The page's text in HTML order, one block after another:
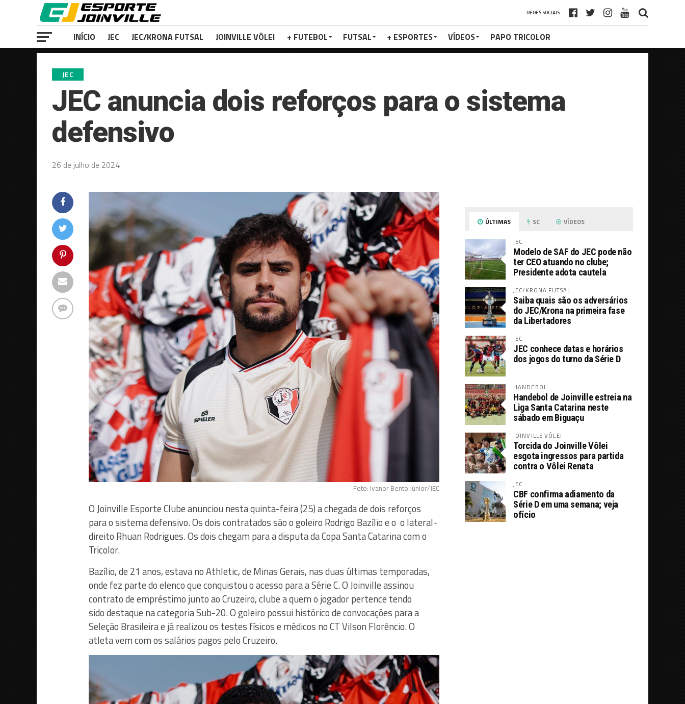
REDES SOCIAIS
INÍCIO JEC JEC/KRONA FUTSAL JOINVILLE VÔLEI + FUTEBOL FUTSAL + ESPORTES VÍDEOS PAPO TRICOLOR
JEC
JEC anuncia dois reforços para o sistema
defensivo
26 de julho de 2024
Foto: Ivanor Bento Júnior/JEC
O Joinville Esporte Clube anunciou nesta quinta-feira (25) a chegada de dois reforços
para o sistema defensivo. Os dois contratados são o goleiro Rodrigo Bazílio e o o lateral-
direito Rhuan Rodrigues. Os dois chegam para a disputa da Copa Santa Catarina com o
Tricolor.
Bazílio, de 21 anos, estava no Athletic, de Minas Gerais, nas duas últimas temporadas,
onde fez parte do elenco que conquistou o acesso para a Série C. O Joinville assinou
contrato de empréstimo junto ao Cruzeiro, clube a quem o jogador pertence tendo
sido destaque na categoria Sub-20. O goleiro possui histórico de convocações para a
Seleção Brasileira e já realizou os testes físicos e médicos no CT Vilson Florêncio. O
atleta vem com os salários pagos pelo Cruzeiro.
ÚLTIMAS SC VÍDEOS
JEC
Modelo de SAF do JEC pode não
ter CEO atuando no clube;
Presidente adota cautela
JEC/KRONA FUTSAL
Saiba quais são os adversários
do JEC/Krona na primeira fase
da Libertadores
JEC
JEC conhece datas e horários
dos jogos do turno da Série D
HANDEBOL
Handebol de Joinville estreia na
Liga Santa Catarina neste
sábado em Biguaçu
JOINVILLE VÔLEI
Torcida do Joinville Vôlei
esgota ingressos para partida
contra o Vôlei Renata
JEC
CBF confirma adiamento da
Série D em uma semana; veja
ofício